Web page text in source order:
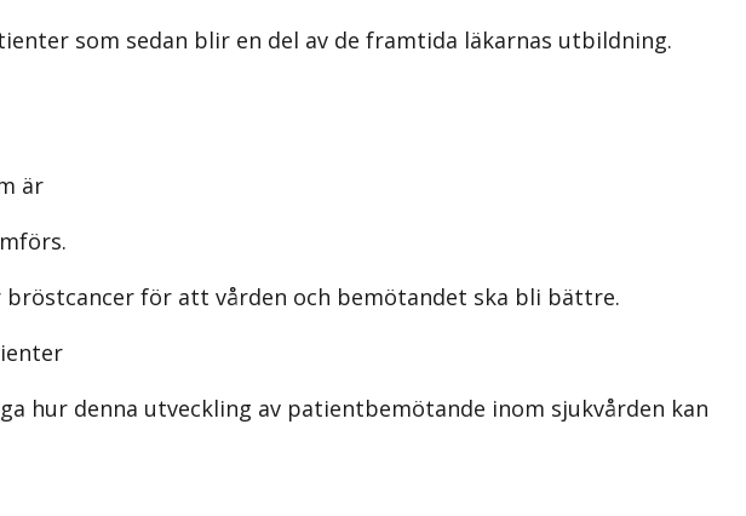
som sedan blir en del av de framtida läkarnas utbildning.
är
för att vården och bemötandet ska bli bättre.
hur denna utveckling av patientbemötande inom sjukvården kan